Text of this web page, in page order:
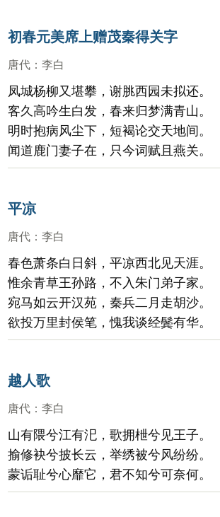
初春元美席上赠茂秦得关字
唐代 ： 李白
凤城杨柳又堪攀，谢脁西园未拟还。
客久高吟生白发，春来归梦满青山。
明时抱病风尘下，短褐论交天地间。
闻道鹿门妻子在，只今词赋且燕关。
平凉
唐代 ： 李白
春色萧条白日斜，平凉西北见天涯。
惟余青草王孙路，不入朱门弟子家。
宛马如云开汉苑，秦兵二月走胡沙。
欲投万里封侯笔，愧我谈经鬓有华。
越人歌
唐代 ： 李白
山有隈兮江有汜，歌拥枻兮见王子。
揄修袂兮披长云，举绣被兮风纷纷。
蒙诟耻兮心靡它，君不知兮可奈何。